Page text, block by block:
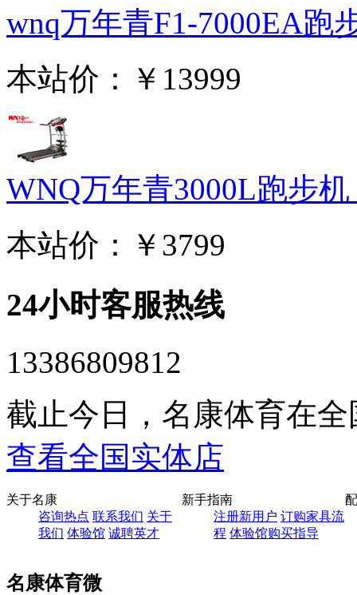
wnq万年青F1-7000EA跑
本站价：
￥13999
WNQ万年青3000L跑步
本站价：
￥3799
24小时客服热线
13386809812
截止今日，名康体育在
查看全国实体店
关于名康
咨询热点 联系我们 关于
我们 体验馆 诚聘英才
新手指南
注册新用户 订购家具流
程 体验馆购买指导
名康体育微